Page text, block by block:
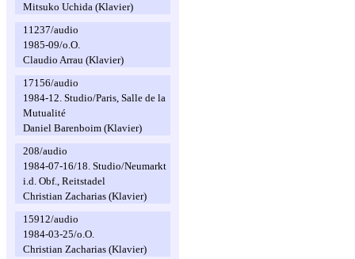
Mitsuko Uchida (Klavier)
11237/audio
1985-09/o.O.
Claudio Arrau (Klavier)
17156/audio
1984-12. Studio/Paris, Salle de la
Mutualité
Daniel Barenboim (Klavier)
208/audio
1984-07-16/18. Studio/Neumarkt
i.d. Obf., Reitstadel
Christian Zacharias (Klavier)
15912/audio
1984-03-25/o.O.
Christian Zacharias (Klavier)